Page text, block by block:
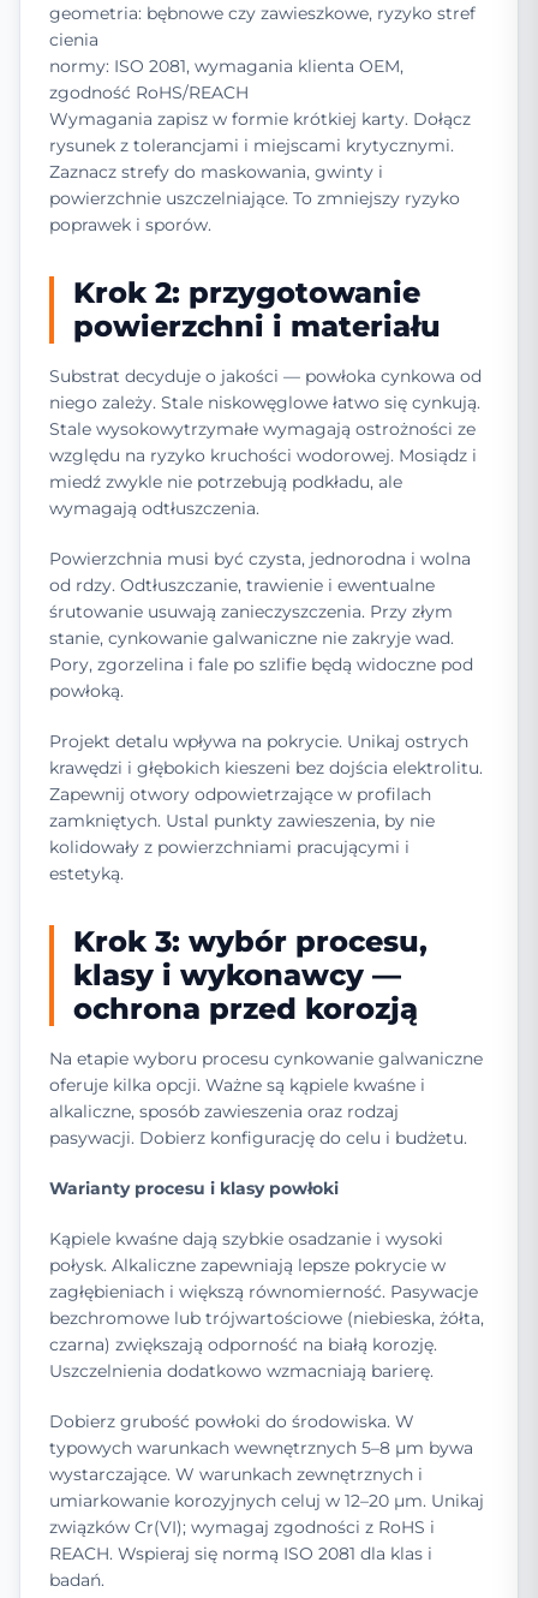
geometria: bębnowe czy zawieszkowe, ryzyko stref
cienia
normy: ISO 2081, wymagania klienta OEM,
zgodność RoHS/REACH
Wymagania zapisz w formie krótkiej karty. Dołącz
rysunek z tolerancjami i miejscami krytycznymi.
Zaznacz strefy do maskowania, gwinty i
powierzchnie uszczelniające. To zmniejszy ryzyko
poprawek i sporów.
Krok 2: przygotowanie
powierzchni i materiału
Substrat decyduje o jakości — powłoka cynkowa od
niego zależy. Stale niskowęglowe łatwo się cynkują.
Stale wysokowytrzymałe wymagają ostrożności ze
względu na ryzyko kruchości wodorowej. Mosiądz i
miedź zwykle nie potrzebują podkładu, ale
wymagają odtłuszczenia.
Powierzchnia musi być czysta, jednorodna i wolna
od rdzy. Odtłuszczanie, trawienie i ewentualne
śrutowanie usuwają zanieczyszczenia. Przy złym
stanie, cynkowanie galwaniczne nie zakryje wad.
Pory, zgorzelina i fale po szlifie będą widoczne pod
powłoką.
Projekt detalu wpływa na pokrycie. Unikaj ostrych
krawędzi i głębokich kieszeni bez dojścia elektrolitu.
Zapewnij otwory odpowietrzające w profilach
zamkniętych. Ustal punkty zawieszenia, by nie
kolidowały z powierzchniami pracującymi i
estetyką.
Krok 3: wybór procesu,
klasy i wykonawcy —
ochrona przed korozją
Na etapie wyboru procesu cynkowanie galwaniczne
oferuje kilka opcji. Ważne są kąpiele kwaśne i
alkaliczne, sposób zawieszenia oraz rodzaj
pasywacji. Dobierz konfigurację do celu i budżetu.
Warianty procesu i klasy powłoki
Kąpiele kwaśne dają szybkie osadzanie i wysoki
połysk. Alkaliczne zapewniają lepsze pokrycie w
zagłębieniach i większą równomierność. Pasywacje
bezchromowe lub trójwartościowe (niebieska, żółta,
czarna) zwiększają odporność na białą korozję.
Uszczelnienia dodatkowo wzmacniają barierę.
Dobierz grubość powłoki do środowiska. W
typowych warunkach wewnętrznych 5–8 µm bywa
wystarczające. W warunkach zewnętrznych i
umiarkowanie korozyjnych celuj w 12–20 µm. Unikaj
związków Cr(VI); wymagaj zgodności z RoHS i
REACH. Wspieraj się normą ISO 2081 dla klas i
badań.